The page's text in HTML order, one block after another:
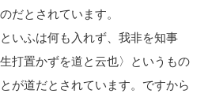
だとされています。
いふは何も入れず、我非を知事
打置かずを道と云也〉というもの
が道だとされています。ですから